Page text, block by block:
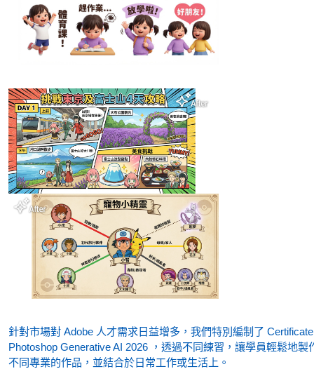
針對市場對 Adobe 人才需求日益增多，我們特別編制了
Photoshop Generative AI 2026 ，透過不同練習，讓學員輕鬆地製
不同專業的作品，並結合於日常工作或生活上。